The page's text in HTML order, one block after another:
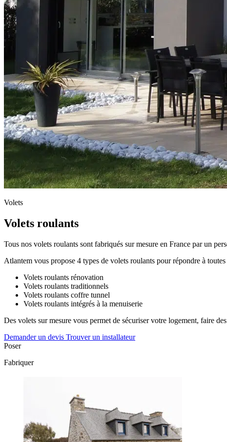
Volets
Volets roulants
Tous nos volets roulants sont fabriqués sur mesure en France par un
Atlantem vous propose 4 types de volets roulants pour répondre à
Volets roulants rénovation
Volets roulants traditionnels
Volets roulants coffre tunnel
Volets roulants intégrés à la menuiserie
Des volets sur mesure vous permet de sécuriser votre logement, faire
Demander un devis Trouver un installateur
Poser
Fabriquer